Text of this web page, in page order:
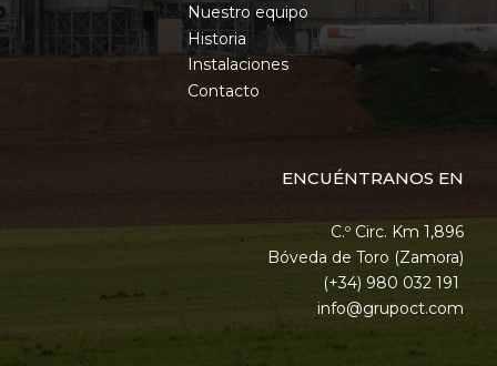
Nuestro equipo
Historia
Instalaciones
Contacto
ENCUÉNTRANOS EN
C.º Circ. Km 1,896
Bóveda de Toro (Zamora)
(+34) 980 032 191
info@grupoct.com